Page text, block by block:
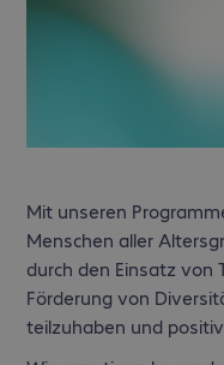
Mit unseren
Menschen aller
durch den Einsatz von
Förderung von
teilzuhaben und